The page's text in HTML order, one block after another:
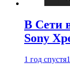
В Сети
Sony
1 год спустя